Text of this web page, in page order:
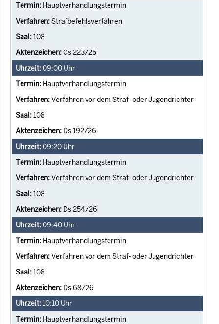
Hauptverhandlungstermin
Strafbefehlsverfahren
108
Cs 223/25
09:00 Uhr
Hauptverhandlungstermin
Verfahren vor dem Straf- oder Jugendrichter
108
Ds 192/26
09:20 Uhr
Hauptverhandlungstermin
Verfahren vor dem Straf- oder Jugendrichter
108
Ds 254/26
09:40 Uhr
Hauptverhandlungstermin
Verfahren vor dem Straf- oder Jugendrichter
108
Ds 68/26
10:10 Uhr
Hauptverhandlungstermin